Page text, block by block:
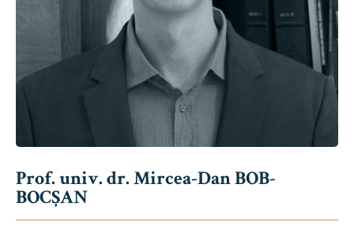
Prof. univ. dr. Mircea-Dan BOB-
BOCȘAN